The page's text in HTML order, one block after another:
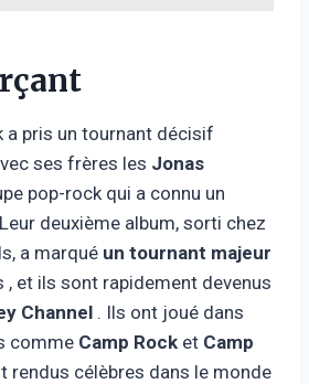
a pris un tournant décisif
ses frères les Jonas
pop-rock qui a connu un
deuxième album, sorti chez
a marqué un tournant majeur
, et ils sont rapidement devenus
Channel . Ils ont joué dans
comme Camp Rock et Camp
rendus célèbres dans le monde